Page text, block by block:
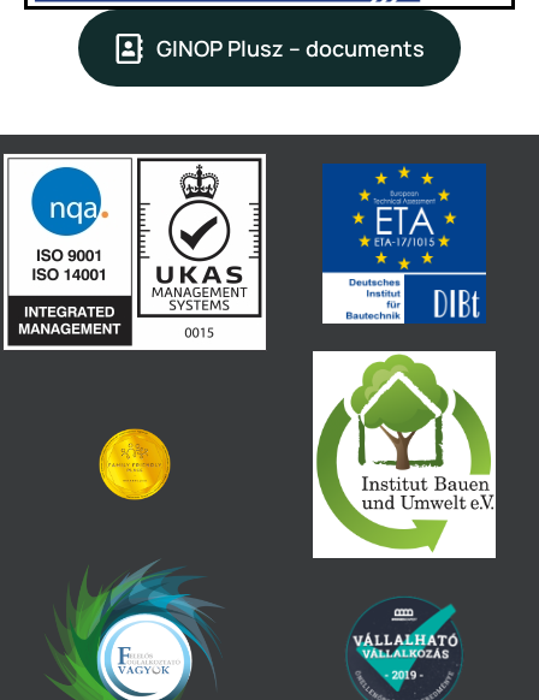
GINOP Plusz – documents